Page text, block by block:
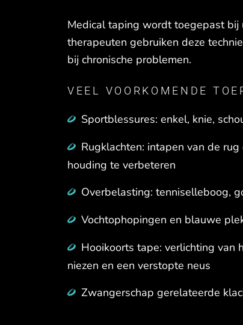
Medical taping wordt toegepast bij
therapeuten gebruiken deze
bij chronische problemen.
VEEL VOORKOMENDE
Sportblessures: enkel, knie,
Rugklachten: intapen van de
houding te verbeteren
Overbelasting: tenniselleboog,
Vochtophopingen en blauwe
Hooikoorts tape: verlichting van
niezen en een verstopte neus
Zwangerschap gerelateerde